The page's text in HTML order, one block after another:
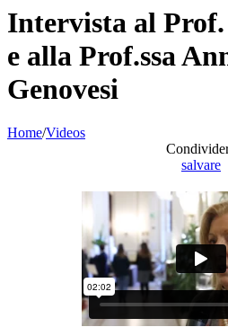
Intervista al
e alla Prof.ssa
Genovesi
Home/Videos
salvare